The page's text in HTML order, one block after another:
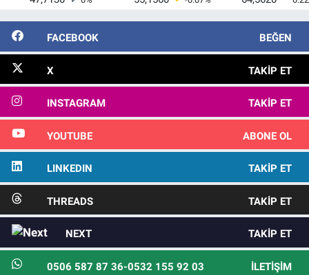
FACEBOOK BEĞEN
X TAKIP ET
INSTAGRAM TAKIP ET
YOUTUBE ABONE OL
LINKEDIN TAKIP ET
THREADS TAKIP ET
NEXT TAKIP ET
0506 587 87 36-0532 155 92 03 İLETIŞIM